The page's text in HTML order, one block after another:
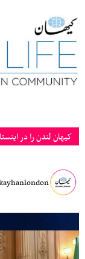
کیهان لندن را در